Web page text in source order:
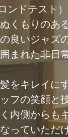
ンドテスト
くもりのあ
良いジャズ
まれた非日
をキレイに
フの笑顔と
内側からも
っていただ